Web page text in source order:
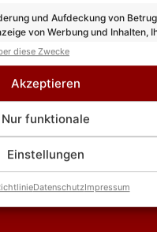
und Aufdeckung von
von Werbung und Inhalten,
und übermitteln.
diese Zwecke
Akzeptieren
Nur funktionale
Einstellungen
DatenschutzImpressum
– Ganz in Weiß“:
den Zauber des
Wunderschöne
an ihren Mann zum